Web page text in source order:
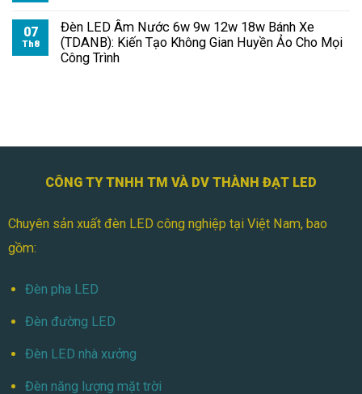
Pha
Module
100W
07
Th8
Đèn LED Âm Nước 6w 9w 12w 18w Bánh Xe
(TDANB): Kiến Tạo Không Gian Huyền Ảo Cho Mọi
Công Trình
CÔNG TY TNHH TM VÀ DV THÀNH ĐẠT LED
Chuyên sản xuất đèn LED công nghiệp tại Việt Nam, bao
gồm:
Đèn pha LED
Đèn đường LED
Đèn LED nhà xưởng
Đèn năng lượng mặt trời